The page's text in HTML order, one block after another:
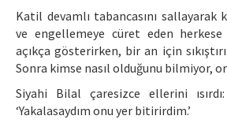
Katil devamlı tabancasını sallayarak
ve engellemeye cüret eden
açıkça gösterirken, bir an için
Sonra kimse nasıl olduğunu bilmiyor,
Siyahi Bilal çaresizce ellerini ısırdı:
‘Yakalasaydım onu yer bitirirdim.’